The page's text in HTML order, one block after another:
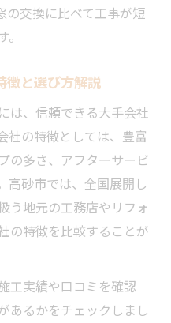
の交換に比べて工事が短
徴と選び方解説
は、信頼できる大手会社
社の特徴としては、豊富
の多さ、アフターサービ
高砂市では、全国展開し
う地元の工務店やリフォ
の特徴を比較することが
工実績や口コミを確認
あるかをチェックしまし